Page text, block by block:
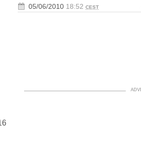
05/06/2010 18:52 CEST